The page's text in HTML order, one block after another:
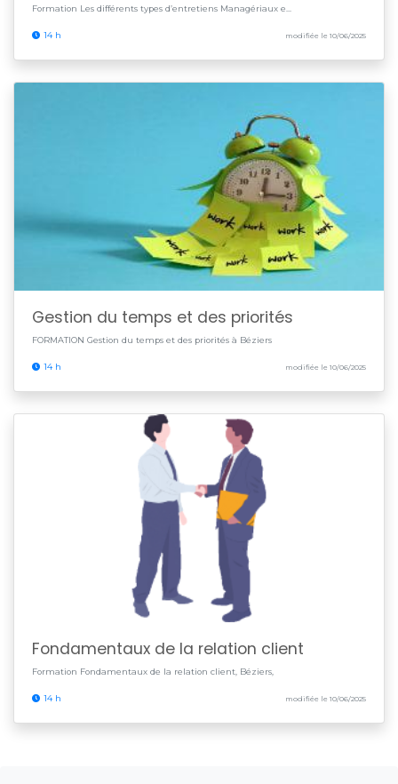
Formation Les différents types d’entretiens Managériaux e...
14 h modifiée le 10/06/2025
Gestion du temps et des priorités
FORMATION Gestion du temps et des priorités à Béziers
14 h modifiée le 10/06/2025
Fondamentaux de la relation client
Formation Fondamentaux de la relation client, Béziers,
14 h modifiée le 10/06/2025